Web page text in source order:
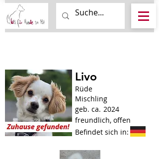
Livo
Rüde
Mischling
geb. ca. 2024
freundlich, offen
Befindet sich in: